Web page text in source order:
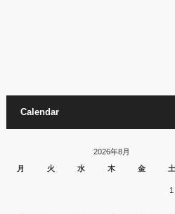
Calendar
2026年8月
月
火 水 木 金 土
1